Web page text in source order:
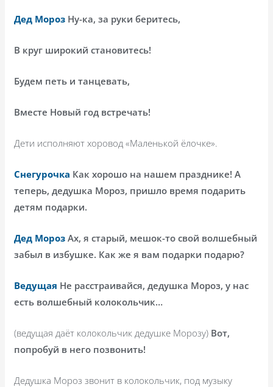
Дед Мороз Ну-ка, за руки беритесь,
В круг широкий становитесь!
Будем петь и танцевать,
Вместе Новый год встречать!
Дети исполняют хоровод «Маленькой ёлочке».
Снегурочка Как хорошо на нашем празднике! А
теперь, дедушка Мороз, пришло время подарить
детям подарки.
Дед МорозАх, я старый, мешок-то свой волшебный
забыл в избушке. Как же я вам подарки подарю?
Ведущая Не расстраивайся, дедушка Мороз, у нас
есть волшебный колокольчик…
(ведущая даёт колокольчик дедушке Морозу) Вот,
попробуй в него позвонить!
Дедушка Мороз звонит в колокольчик, под музыку